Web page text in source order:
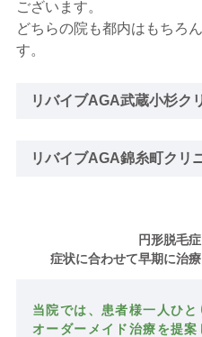
ございます。
どちらの院も都内はもちろ
す。
リバイブAGA武蔵小杉ク
リバイブAGA錦糸町クリ
円形脱毛
症状に合わせて早期に治
当院では、患者様一人ひと
オーダーメイド治療を提案